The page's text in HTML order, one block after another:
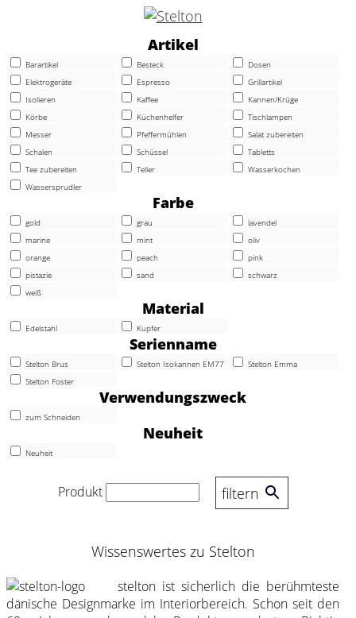
Artikel
Barartikel Besteck
Dosen
Elektrogeräte
Espresso
Grillartikel
Isolieren
Kaffee
Kannen/Krüge
Körbe
Küchenhelfer
Tischlampen
Messer
Pfeffermühlen
Salat zubereiten
Schalen
Schüssel
Tabletts
Tee zubereiten
Teller
Wasserkochen
Wassersprudler
Farbe
gold grau
lavendel
marine
mint
oliv
orange
peach
pink
pistazie
sand
schwarz
weiß
Material
Edelstahl Kupfer
Serienname
Stelton Brus Stelton Isokannen EM77
Stelton Emma
Stelton Foster
Verwendungszweck
zum Schneiden
Neuheit
Neuheit
Produkt filtern
Wissenswertes zu Stelton
stelton ist sicherlich die berühmteste
dänische Designmarke im Interiorbereich. Schon seit den